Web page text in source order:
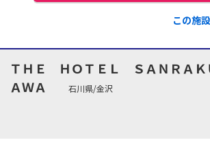
この施
ＴＨＥ ＨＯＴＥＬ ＳＡＮＲＡ
ＡＷＡ
石川県/金沢